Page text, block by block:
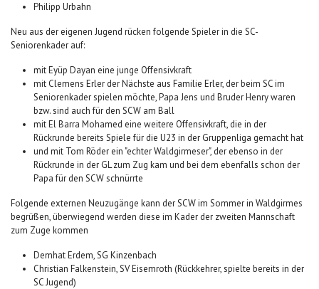
Philipp Urbahn
Neu aus der eigenen Jugend rücken folgende Spieler in die SC-
Seniorenkader auf:
mit Eyüp Dayan eine junge Offensivkraft
mit Clemens Erler der Nächste aus Familie Erler, der beim SC im
Seniorenkader spielen möchte, Papa Jens und Bruder Henry waren
bzw. sind auch für den SCW am Ball
mit El Barra Mohamed eine weitere Offensivkraft, die in der
Rückrunde bereits Spiele für die U23 in der Gruppenliga gemacht hat
und mit Tom Röder ein "echter Waldgirmeser", der ebenso in der
Rückrunde in der GL zum Zug kam und bei dem ebenfalls schon der
Papa für den SCW schnürrte
Folgende externen Neuzugänge kann der SCW im Sommer in Waldgirmes
begrüßen, überwiegend werden diese im Kader der zweiten Mannschaft
zum Zuge kommen
Demhat Erdem, SG Kinzenbach
Christian Falkenstein, SV Eisemroth (Rückkehrer, spielte bereits in der
SC Jugend)